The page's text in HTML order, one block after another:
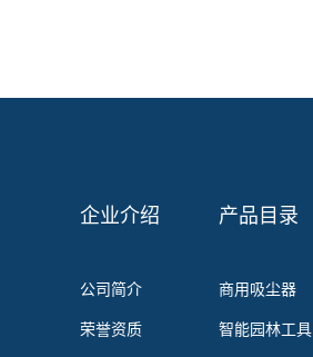
企业介绍
公司简介
荣誉资质
产品目录
商用吸尘器
智能园林工具